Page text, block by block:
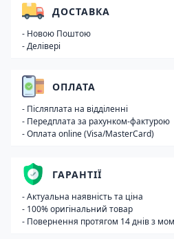
ДОСТАВКА
- Новою Поштою
- Делівері
ОПЛАТА
- Післяплата на відділенні
- Передплата за рахунком-фактурою
- Оплата online (Visa/MasterCard)
ГАРАНТІЇ
- Актуальна наявність та ціна
- 100% оригінальний товар
- Повернення протягом 14 днів з